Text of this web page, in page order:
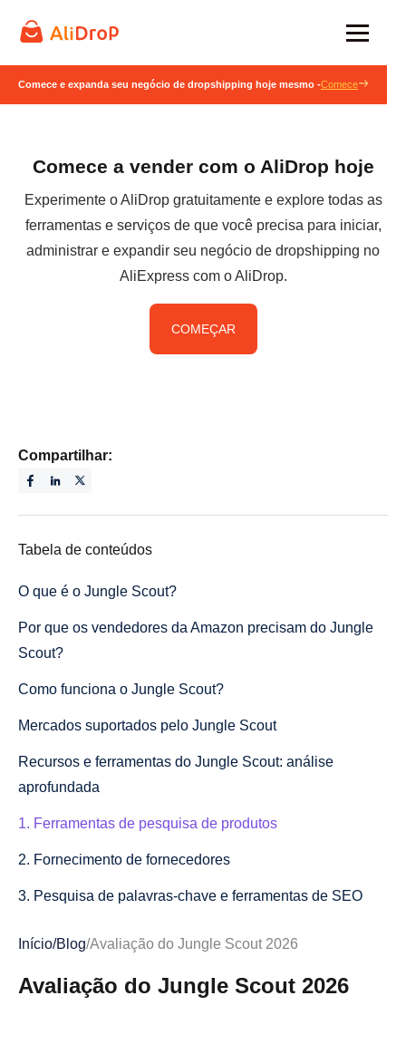
Comece e expanda seu negócio de dropshipping hoje mesmo -Comece
Comece a vender com o AliDrop hoje
Experimente o AliDrop gratuitamente e explore todas as
ferramentas e serviços de que você precisa para iniciar,
administrar e expandir seu negócio de dropshipping no
AliExpress com o AliDrop.
COMEÇAR
Compartilhar:
Tabela de conteúdos
O que é o Jungle Scout?
Por que os vendedores da Amazon precisam do Jungle
Scout?
Como funciona o Jungle Scout?
Mercados suportados pelo Jungle Scout
Recursos e ferramentas do Jungle Scout: análise
aprofundada
1. Ferramentas de pesquisa de produtos
2. Fornecimento de fornecedores
3. Pesquisa de palavras-chave e ferramentas de SEO
Início/Blog/Avaliação do Jungle Scout 2026
Avaliação do Jungle Scout 2026